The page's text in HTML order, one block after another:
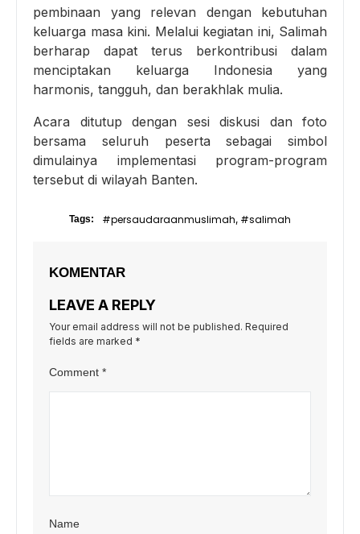
pembinaan yang relevan dengan kebutuhan
keluarga masa kini. Melalui kegiatan ini, Salimah
berharap dapat terus berkontribusi dalam
menciptakan keluarga Indonesia yang
harmonis, tangguh, dan berakhlak mulia.
Acara ditutup dengan sesi diskusi dan foto
bersama seluruh peserta sebagai simbol
dimulainya implementasi program-program
tersebut di wilayah Banten.
Tags: #persaudaraanmuslimah, #salimah
KOMENTAR
LEAVE A REPLY
Your email address will not be published. Required
fields are marked *
Comment *
Name